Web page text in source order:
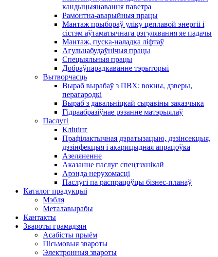
кандыцыянавання паветра
Рамонтна-аварыйныя працы
Мантаж прыбораў уліку цеплавой энергіі і
сістэм аўтаматычнага рэгулявання яе падачы
Мантаж, пуска-наладка ліфтаў
Агульнабудаўнічыя працы
Спецыяльныя працы
Добраўпарадкаванне тэрыторыі
Вытворчасць
Выраб вырабаў з ПВХ: вокны, дзверы,
перагародкі
Выраб з давальніцкай сыравіны заказчыка
Гідраабразіўнае рэзанне матэрыялаў
Паслугі
Клінінг
Прафілактычная дэратызацыю, дэзiнсекцыя,
дэзінфекцыя і акарицыдная апрацоўка
Азеляненне
Аказанне паслуг спецтэхнікай
Арэнда нерухомасці
Паслугі па распрацоўцы бізнес-планаў
Каталог прадукцыі
Мэбля
Металавырабы
Кантакты
Звароты грамадзян
Асабісты прыём
Пісьмовыя звароты
Электронныя звароты